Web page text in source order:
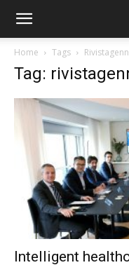
Home Tags
Tag:
Intelligent